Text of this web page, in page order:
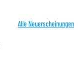
Alle Neuerscheinungen